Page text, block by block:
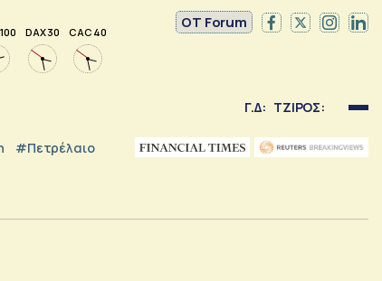
DAX 30 CAC 40
OT Forum
Γ.Δ: ΤΖΙΡΟΣ:
#Πετρέλαιο